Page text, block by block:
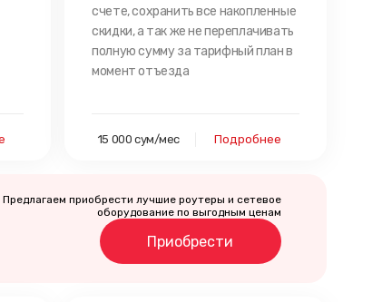
счете, сохранить все накопленные
скидки, а так же не переплачивать
полную сумму за тарифный план в
момент отъезда
15 000 сум/мес Подробнее
Предлагаем приобрести лучшие роутеры и сетевое
оборудование по выгодным ценам
Приобрести